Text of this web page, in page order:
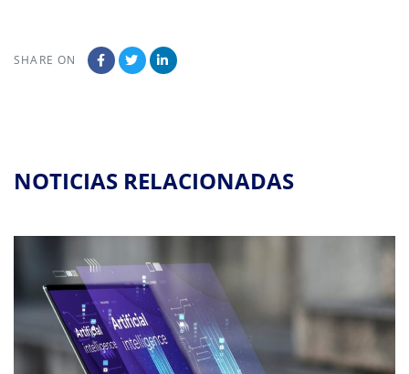
SHARE ON
NOTICIAS RELACIONADAS